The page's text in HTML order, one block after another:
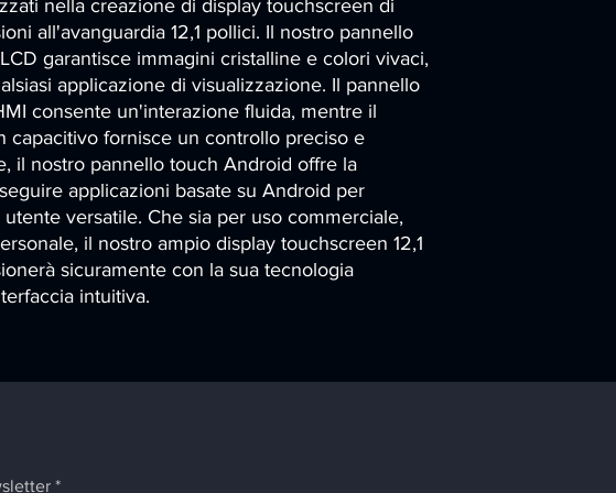
nella creazione di display touchscreen di
all'avanguardia 12,1 pollici. Il nostro pannello
garantisce immagini cristalline e colori vivaci,
applicazione di visualizzazione. Il pannello
consente un'interazione fluida, mentre il
capacitivo fornisce un controllo preciso e
il nostro pannello touch Android offre la
applicazioni basate su Android per
versatile. Che sia per uso commerciale,
il nostro ampio display touchscreen 12,1
sicuramente con la sua tecnologia
intuitiva.